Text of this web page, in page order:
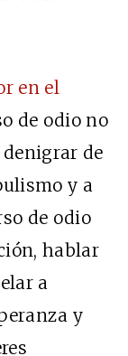
en el
de odio no
de
y a
de odio
hablar
a
y